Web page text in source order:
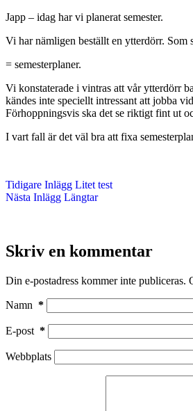
Japp – idag har vi planerat semester.
Vi har nämligen beställt en ytterdörr. Som
= semesterplaner.
Vi konstaterade i vintras att vår ytterdörr
kändes inte speciellt intressant att jobba
Förhoppningsvis ska det se riktigt fint ut
I vart fall är det väl bra att fixa
Tidigare Inlägg Litet test
Nästa Inlägg Längtar
Skriv en kommentar
Din e-postadress kommer inte publiceras.
Namn *
E-post *
Webbplats